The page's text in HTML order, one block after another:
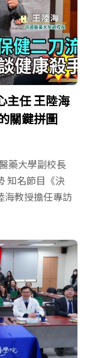
主任 王陸海
關鍵拼圖
藥大學副校長
知名節目《決
海教授擔任專訪